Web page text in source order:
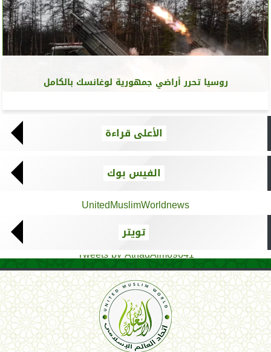
روسيا تحرر أراضي جمهورية لوغانسك بالكامل
الأعلى قراءة
الفيس بوك
UnitedMuslimWorldnews
تويتر
Tweets by AthadAlm69641